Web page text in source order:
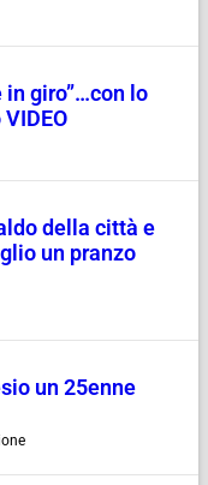
in giro”…con lo
della città e
un pranzo
un 25enne